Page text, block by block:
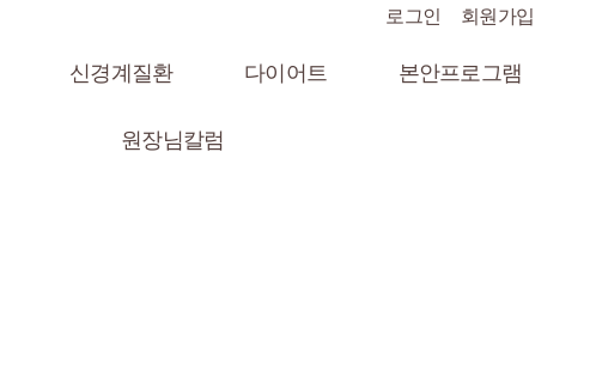
로그인 회원가입
신경계질환 다이어트 본안프로그램
원장님칼럼